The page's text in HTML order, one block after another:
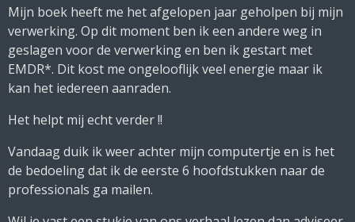
Mijn boek heeft me het afgelopen jaar geholpen bij mijn
verwerking. Op dit moment ben ik een andere weg in
geslagen voor de verwerking en ben ik gestart met
EMDR*. Dit kost me ongelooflijk veel energie maar ik
kan het iedereen aanraden.
Het helpt mij echt verder !!
Vandaag duik ik weer achter mijn computertje en is het
de bedoeling dat ik de eerste 6 hoofdstukken naar de
professionals ga mailen.